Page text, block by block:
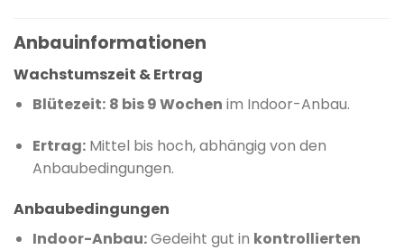
Anbauinformationen
Wachstumszeit & Ertrag
Blütezeit: 8 bis 9 Wochen im Indoor-Anbau.
Ertrag: Mittel bis hoch, abhängig von den
Anbaubedingungen.
Anbaubedingungen
Indoor-Anbau:Gedeiht gut in kontrollierten